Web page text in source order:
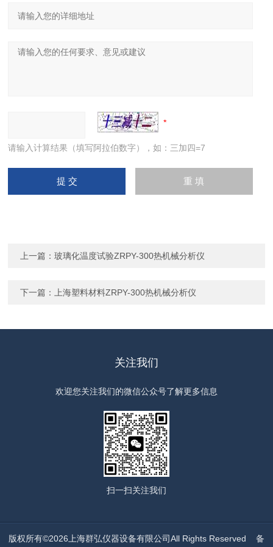
请输入计算结果（填写阿拉伯数字），如：三加四=7
上一篇：玻璃化温度试验ZRPY-300热机械分析仪
下一篇： 上海塑料材料ZRPY-300热机械分析仪
关注我们
欢迎您关注我们的微信公众号了解更多信息
扫一扫关注我们
版权所有©2026上海群弘仪器设备有限公司All Rights Reserved 备